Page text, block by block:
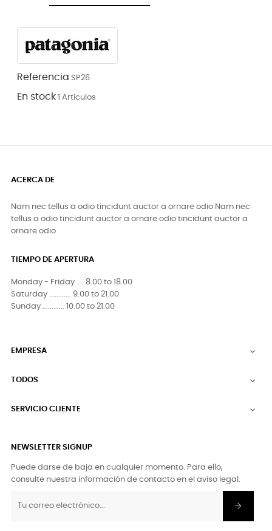
Referencia SP26
En stock 1 Artículos
ACERCA DE
Nam nec tellus a odio tincidunt auctor a ornare odio Nam nec
tellus a odio tincidunt auctor a ornare odio tincidunt auctor a
ornare odio
TIEMPO DE APERTURA
Monday - Friday .... 8.00 to 18.00
Saturday ............ 9.00 to 21.00
Sunday ............ 10.00 to 21.00
EMPRESA 
TODOS 
SERVICIO CLIENTE 
NEWSLETTER SIGNUP
Puede darse de baja en cualquier momento. Para ello,
consulte nuestra información de contacto en el aviso legal.